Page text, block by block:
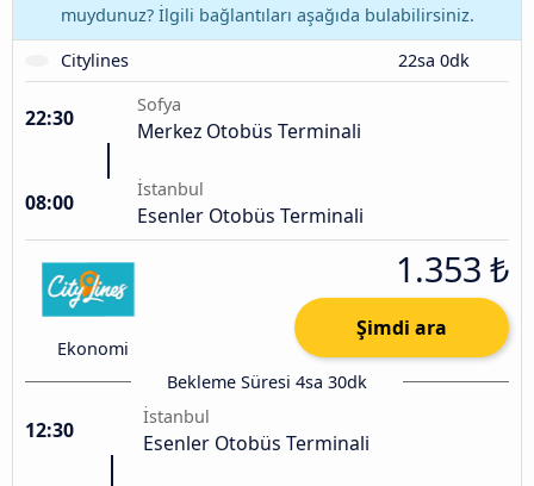
muydunuz? İlgili bağlantıları aşağıda bulabilirsiniz.
Citylines
22sa 0dk
22:30
Sofya
Merkez Otobüs Terminali
08:00
İstanbul
Esenler Otobüs Terminali
Ekonomi
1.353 ₺
Şimdi ara
Bekleme Süresi 4sa 30dk
12:30
İstanbul
Esenler Otobüs Terminali